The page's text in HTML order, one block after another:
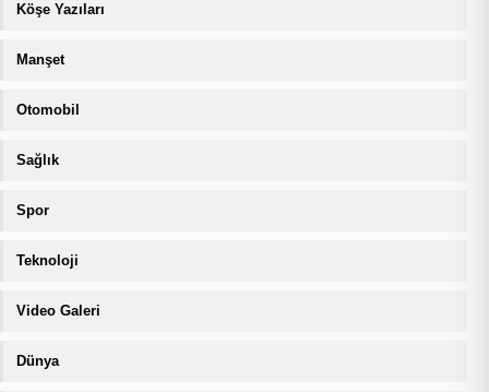
Köşe Yazıları
Manşet
Otomobil
Sağlık
Spor
Teknoloji
Video Galeri
Dünya